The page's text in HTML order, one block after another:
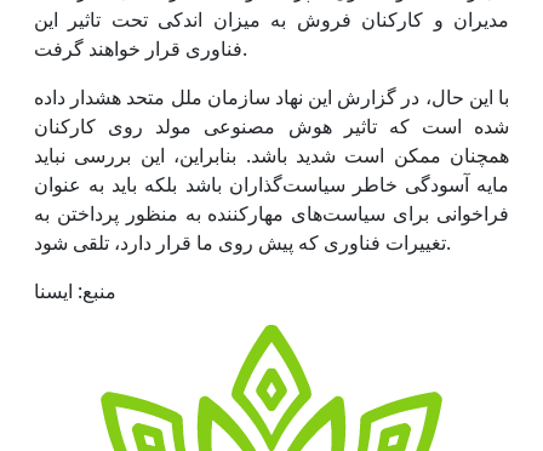
مدیران و کارکنان فروش به میزان اندکی تحت تاثیر این
فناوری قرار خواهند گرفت.
با این حال، در گزارش این نهاد سازمان ملل متحد هشدار داده
شده است که تاثیر هوش مصنوعی مولد روی کارکنان
همچنان ممکن است شدید باشد. بنابراین، این بررسی نباید
مایه آسودگی خاطر سیاست‌گذاران باشد بلکه باید به عنوان
فراخوانی برای سیاست‌های مهارکننده به منظور پرداختن به
تغییرات فناوری که پیش روی ما قرار دارد، تلقی شود.
منبع: ایسنا